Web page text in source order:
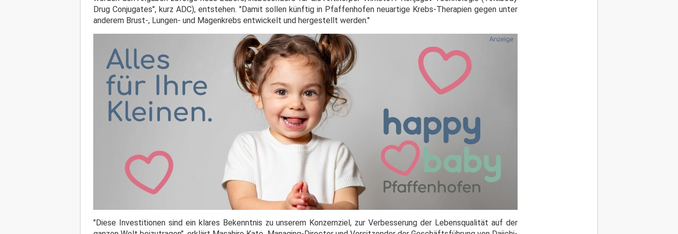
Drug Conjugates", kurz ADC), entstehen. "Damit sollen künftig in Pfaffenhofen neuartige Krebs-Therapien gegen unter
anderem Brust-, Lungen- und Magenkrebs entwickelt und hergestellt werden."
"Diese Investitionen sind ein klares Bekenntnis zu unserem Konzernziel, zur Verbesserung der Lebensqualität auf der